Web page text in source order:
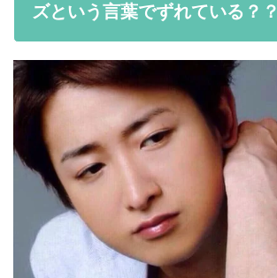
ズという言葉でずれている？？